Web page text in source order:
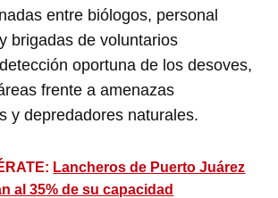
entre biólogos, personal
brigadas de voluntarios
oportuna de los desoves,
frente a amenazas
y depredadores naturales.
Lancheros de Puerto Juárez
al 35% de su capacidad